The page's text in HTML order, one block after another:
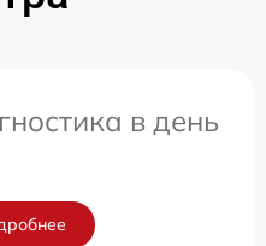
в день